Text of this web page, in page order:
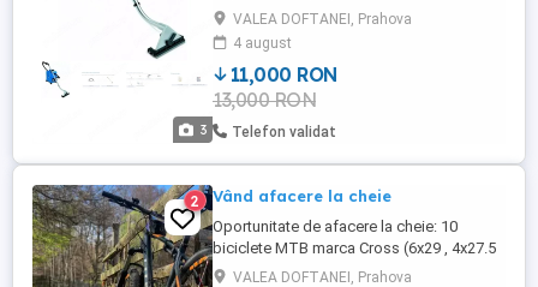
3
şi textile Santoemma Sabrina sw15.
Include talpa de lucru pentru curățare
suprafețe mochetate şi curățarea
pardoselilor dure + talpa curățat textile.
Produsul a fost folosit aproximativ 1 an de
zile. Monodisc profesional complet ...
VALEA DOFTANEI, Prahova
4 august
11,000 RON
13,000 RON
Telefon validat
2 Vând afacere la cheie
Oportunitate de afacere la cheie: 10
biciclete MTB marca Cross (6x29 , 4x27.5
), toate impecabil întreținute. Se oferă la
VALEA DOFTANEI, Prahova